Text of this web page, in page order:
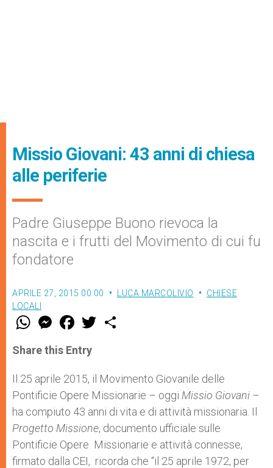
Missio Giovani: 43 anni di chiesa
alle periferie
Padre Giuseppe Buono rievoca la
nascita e i frutti del Movimento di cui fu
fondatore
APRILE 27, 2015 00:00 LUCA MARCOLIVIO
CHIESE
LOCALI
W
t
s
p
p
M
e
s
e
g
e
r
F
a
e
b
o
k
w
r
Share this Entry
Il 25 aprile 2015, il Movimento Giovanile delle
Pontificie Opere Missionarie – oggi Missio Giovani –
ha compiuto 43 anni di vita e di attività missionaria. Il
Progetto Missione, documento ufficiale sulle
Pontificie Opere Missionarie e attività connesse,
firmato dalla CEI, ricorda che “il 25 aprile 1972, per